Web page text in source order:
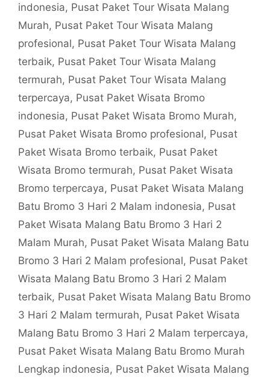
indonesia, Pusat Paket Tour Wisata Malang
Murah, Pusat Paket Tour Wisata Malang
profesional, Pusat Paket Tour Wisata Malang
terbaik, Pusat Paket Tour Wisata Malang
termurah, Pusat Paket Tour Wisata Malang
terpercaya, Pusat Paket Wisata Bromo
indonesia, Pusat Paket Wisata Bromo Murah,
Pusat Paket Wisata Bromo profesional, Pusat
Paket Wisata Bromo terbaik, Pusat Paket
Wisata Bromo termurah, Pusat Paket Wisata
Bromo terpercaya, Pusat Paket Wisata Malang
Batu Bromo 3 Hari 2 Malam indonesia, Pusat
Paket Wisata Malang Batu Bromo 3 Hari 2
Malam Murah, Pusat Paket Wisata Malang Batu
Bromo 3 Hari 2 Malam profesional, Pusat Paket
Wisata Malang Batu Bromo 3 Hari 2 Malam
terbaik, Pusat Paket Wisata Malang Batu Bromo
3 Hari 2 Malam termurah, Pusat Paket Wisata
Malang Batu Bromo 3 Hari 2 Malam terpercaya,
Pusat Paket Wisata Malang Batu Bromo Murah
Lengkap indonesia, Pusat Paket Wisata Malang